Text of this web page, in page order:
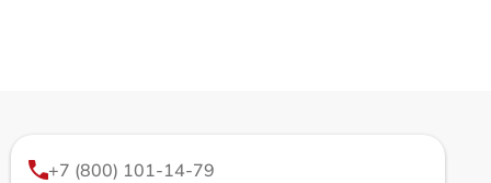
+7 (800) 101-14-79